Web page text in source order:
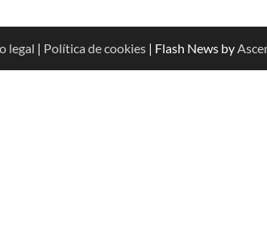
legal | Política de cookies| Flash News by